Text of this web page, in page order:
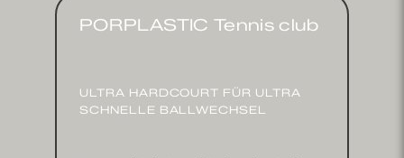
PORPLASTIC Tennis club
ULTRA HARDCOURT FÜR ULTRA
SCHNELLE BALL­WECHSEL